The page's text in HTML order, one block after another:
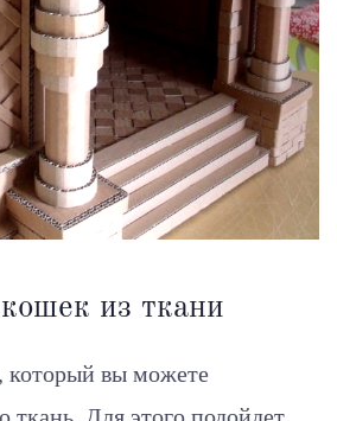
из ткани
который вы можете